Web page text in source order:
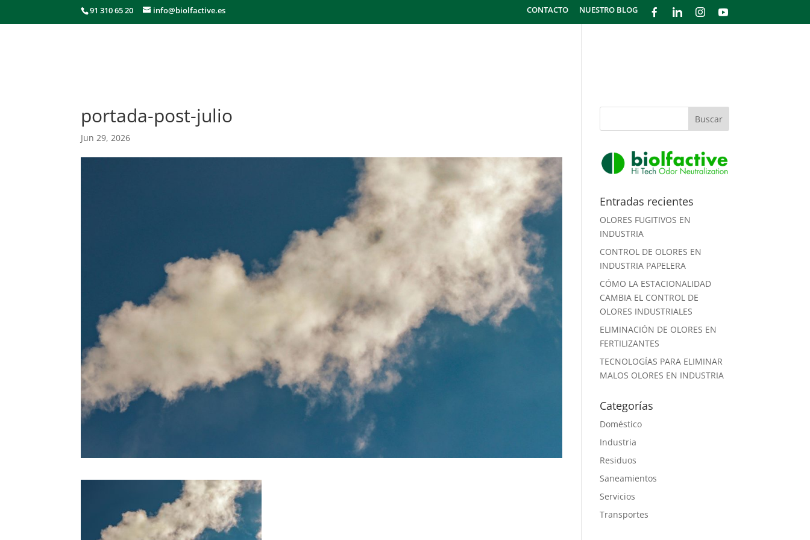
91 310 65 20 info@biolfactive.es CONTACTO NUESTRO BLOG
portada-post-julio
Jun 29, 2026
Entradas recientes
OLORES FUGITIVOS EN
INDUSTRIA
CONTROL DE OLORES EN
INDUSTRIA PAPELERA
CÓMO LA ESTACIONALIDAD
CAMBIA EL CONTROL DE
OLORES INDUSTRIALES
ELIMINACIÓN DE OLORES EN
FERTILIZANTES
TECNOLOGÍAS PARA ELIMINAR
MALOS OLORES EN INDUSTRIA
Categorías
Doméstico
Industria
Residuos
Saneamientos
Servicios
Transportes